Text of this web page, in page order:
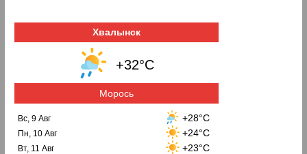
Хвалынск
+32°C
Морось
Вс, 9 Авг +28°C
Пн, 10 Авг +24°C
Вт, 11 Авг +23°C